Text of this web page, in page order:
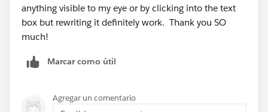
anything visible to my eye or by clicking into the text
box but rewriting it definitely work. Thank you SO
much!
Marcar como útil
Agregar un comentario